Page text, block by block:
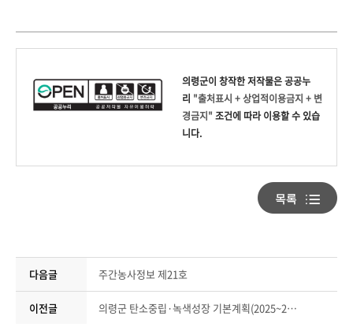
의령군이 창작한저작물은 공공누
리 "출처표시 + 상업적이용금지 + 변
경금지" 조건에 따라 이용할 수 있습
니다.
다음글 주간농사정보 제21호
이전글 의령군 탄소중립·녹색성장 기본계획(2025~2034)